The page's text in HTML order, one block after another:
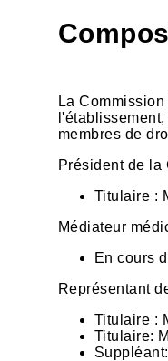
La
membres de
Président de la
Titulaire :
Médiateur
En cours
Représentant
Titulaire :
Titulaire: